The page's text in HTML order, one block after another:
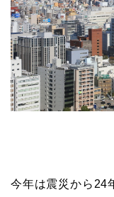
今年は震災から24